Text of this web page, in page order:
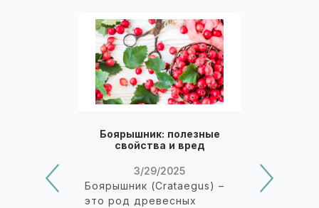
Боярышник: полезные
свойства и вред
3/29/2025
Боярышник (Crataegus) –
это род древесных